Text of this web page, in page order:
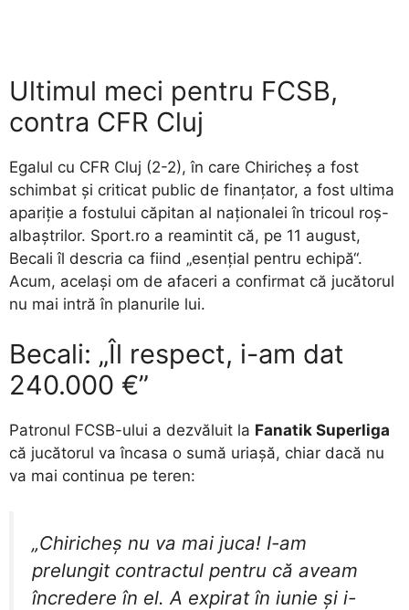
Ultimul meci pentru FCSB,
contra CFR Cluj
Egalul cu CFR Cluj (2-2), în care Chiricheș a fost
schimbat și criticat public de finanțator, a fost ultima
apariție a fostului căpitan al naționalei în tricoul roș-
albaștrilor. Sport.ro a reamintit că, pe 11 august,
Becali îl descria ca fiind „esențial pentru echipă“.
Acum, același om de afaceri a confirmat că jucătorul
nu mai intră în planurile lui.
Becali: „Îl respect, i-am dat
240.000 €”
Patronul FCSB-ului a dezvăluit la Fanatik Superliga
că jucătorul va încasa o sumă uriașă, chiar dacă nu
va mai continua pe teren:
„Chiricheș nu va mai juca! I-am
prelungit contractul pentru că aveam
încredere în el. A expirat în iunie și i-